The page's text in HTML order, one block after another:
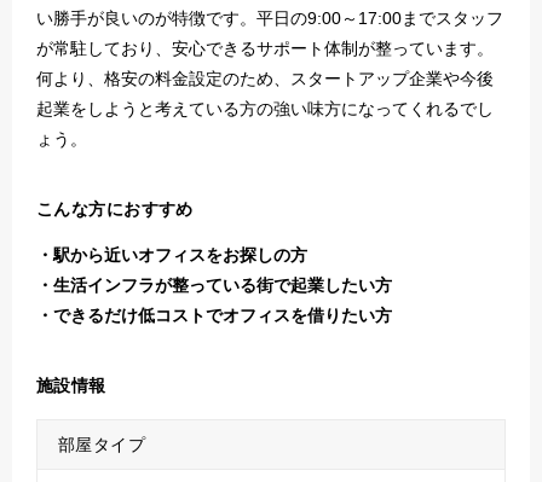
い勝手が良いのが特徴です。平日の9:00～17:00までスタッフ
が常駐しており、安心できるサポート体制が整っています。
何より、格安の料金設定のため、スタートアップ企業や今後
起業をしようと考えている方の強い味方になってくれるでし
ょう。
こんな方におすすめ
駅から近いオフィスをお探しの方
生活インフラが整っている街で起業したい方
できるだけ低コストでオフィスを借りたい方
施設情報
部屋タイプ